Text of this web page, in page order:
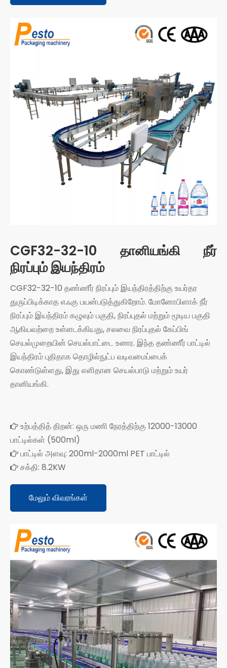
CGF32-32-10 தானியங்கி நீர்
நிரப்பும் இயந்திரம்
CGF32-32-10 தண்ணீர் நிரப்பும் இயந்திரத்திற்கு உயர்தர
துருப்பிடிக்காத எஃகு பயன்படுத்துகிறோம். மோனோபிளாக் நீர்
நிரப்பும் இயந்திரம் கழுவும் பகுதி, நிரப்புதல் மற்றும் மூடிய பகுதி
ஆகியவற்றை உள்ளடக்கியது, சலவை நிரப்புதல் கேப்பிங்
செயல்முறையின் செயல்பாட்டை உணர. இந்த தண்ணீர் பாட்டில்
இயந்திரம் புதிதாக தொழில்நுட்ப வடிவமைப்பைக்
கொண்டுள்ளது, இது எளிதான செயல்பாடு மற்றும் உயர்
தானியங்கி.
 உற்பத்தித் திறன்: ஒரு மணி நேரத்திற்கு 12000-13000
பாட்டில்கள் (500ml)
 பாட்டில் அளவு: 200ml-2000ml PET பாட்டில்
 சக்தி: 8.2KW
மேலும் விவரங்கள்